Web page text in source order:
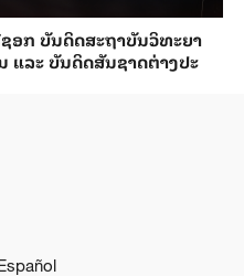
ອກ ​ບັນ​ດິດ​ສະ​ຖາ​ບັນວິ​ທະ​ຍາ​
ແລະ ບັນ​ດິດ​ສັນ​ຊາດ​ຕ່າງ​ປະ​